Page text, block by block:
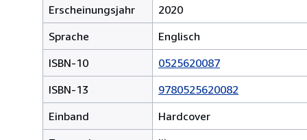
Erscheinungsjahr
2020
Sprache
Englisch
ISBN-10
0525620087
ISBN-13
9780525620082
Einband
Hardcover